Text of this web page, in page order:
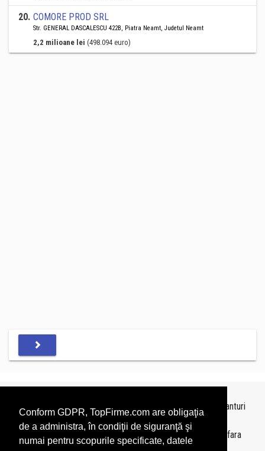
Conform GDPR, TopFirme.com are obligaţia
de a administra, în condiţii de siguranţă şi
numai pentru scopurile specificate, datele
20. COMORE PROD SRL
Str. GENERAL DASCALESCU 422B, Piatra Neamt, Judetul Neamt
2,2 milioane lei (498.094 euro)
Topurile sunt realizate deTopFirme
pe baza ultimelor bilanturi
depuse si au scop informativ.
Este interzisa folosirea topurilor fara acordul TopFirme si fara